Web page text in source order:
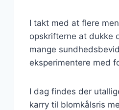
I takt med at flere
opskrifterne at dukke
mange
eksperimentere med
I dag findes der
karry til blomkålsris